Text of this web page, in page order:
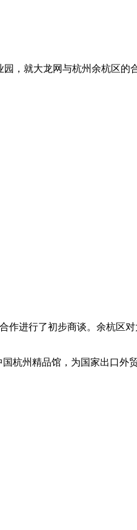
，就大龙网与杭州余杭区
进行了初步商谈。余杭区
杭州精品馆，为国家出口外